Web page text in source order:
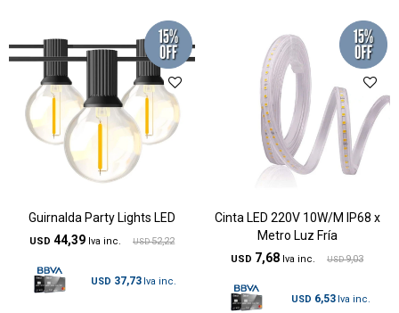
Guirnalda Party Lights LED
USD 44,39 USD 52,22
USD 37,73
Cinta LED 220V 10W/M IP68 x
Metro Luz Fría
USD 7,68 USD 9,03
USD 6,53